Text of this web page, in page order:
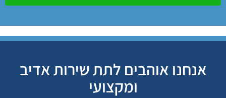
אנחנו אוהבים לתת שירות אדיב
ומקצועי